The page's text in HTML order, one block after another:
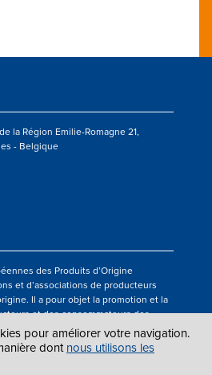
la Région Emilie-Romagne 21,
- Belgique
des Produits d’Origine
et d’associations de producteurs
Il a pour objet la promotion et la
et des consommateurs des
la valorisation des produits
pour améliorer votre navigation.
dont nous utilisons les